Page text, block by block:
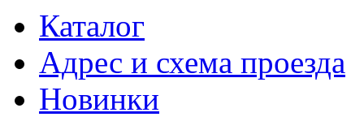
Каталог
Адрес и схема проезда
Новинки